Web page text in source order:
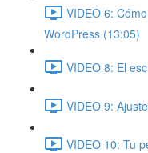
VIDEO 6:
WordPress (13:05)
VIDEO 8: El
VIDEO 9:
VIDEO 10: Tu